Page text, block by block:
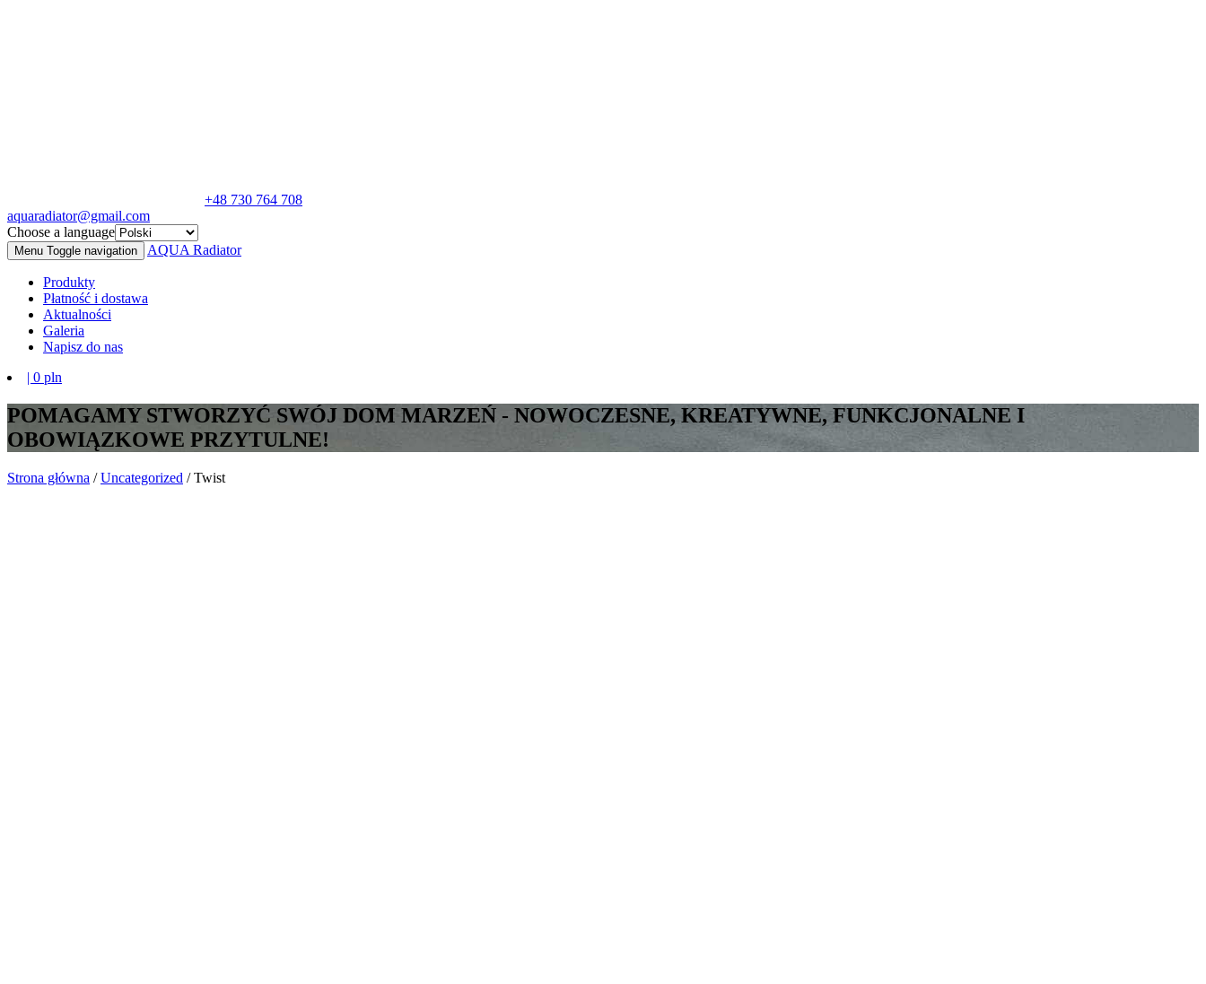
+48 730 764 708
aquaradiator@gmail.com
Choose a language
Menu Toggle navigation AQUA Radiator
Produkty
Płatność i dostawa
Aktualności
Galeria
Napisz do nas
| 0 pln
POMAGAMY STWORZYĆ SWÓJ DOM MARZEŃ - NOWOCZESNE, KREATYWNE, FUNKCJONALNE I
OBOWIĄZKOWE PRZYTULNE!
Strona główna /Uncategorized / Twist